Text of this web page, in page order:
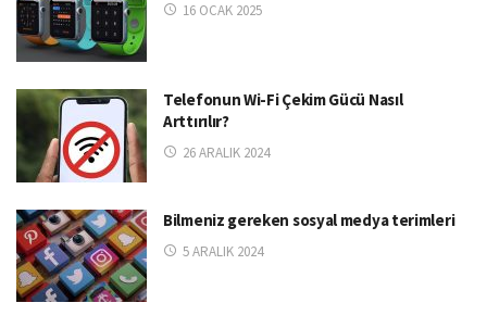
16 OCAK 2025
Telefonun Wi-Fi Çekim Gücü Nasıl
Arttırılır?
26 ARALIK 2024
Bilmeniz gereken sosyal medya terimleri
5 ARALIK 2024